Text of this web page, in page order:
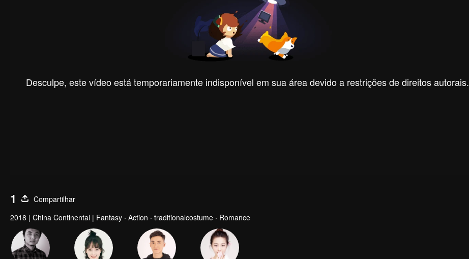
Desculpe, este vídeo está temporariamente indisponível em sua área devido a restrições de direitos autorais.
1
Compartilhar
2018 | China Continental | Fantasy · Action · traditionalcostume · Romance